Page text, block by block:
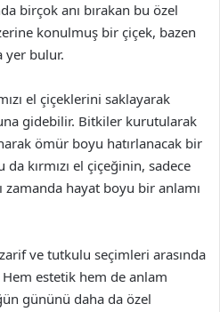
birçok anı bırakan bu özel
konulmuş bir çiçek, bazen
yer bulur.
el çiçeklerini saklayarak
gidebilir. Bitkiler kurutularak
ömür boyu hatırlanacak bir
kırmızı el çiçeğinin, sadece
hayat boyu bir anlamı
ve tutkulu seçimleri arasında
estetik hem de anlam
gününü daha da özel